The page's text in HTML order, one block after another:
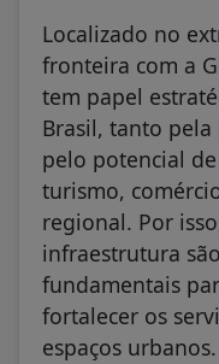
Localizado no
fronteira com a
tem papel
Brasil, tanto
pelo potencial
turismo,
regional. Por
infraestrutura
fundamentais
fortalecer os
espaços urbanos.